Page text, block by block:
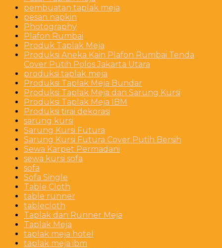
pembuatan taplak meja
pesan napkin
Photography
Plafon Rumbai
Produk Taplak Meja
Produksi Aneka Kain Plafon Rumbai Tenda
Cover Putih Polos Jakarta Utara
produksi taplak meja
Produksi Taplak Meja Bundar
Produksi Taplak Meja dan Sarung Kursi
Produksi Taplak Meja IBM
Produksi tirai dekorasi
sarung kursi
Sarung Kursi Futura
Sarung Kursi Futura Cover Putih Bersih
Sewa Karpet Permadani
sewa kursi sofa
sofa
Sofa Single
Table Cloth
table runner
tablecloth
Taplak dan Runner Meja
Taplak Meja
taplak meja hotel
taplak meja ibm